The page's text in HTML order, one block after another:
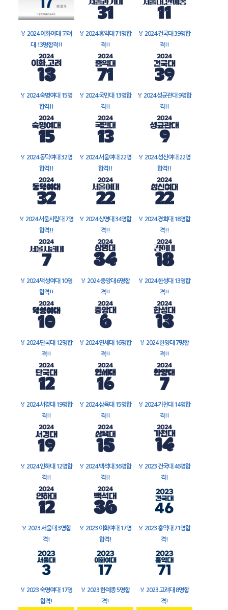
🏅 2024 이화여대 고려
대 13명합격!!
🏅 2024 홍익대 71명합
격!!
🏅 2024 건국대 39명합
격!!
🏅 2024 숙명여대 15명
합격!!
🏅 2024 국민대 13명합
격!!
🏅 2024 성균관대 9명합
격!!
🏅 2024 동덕여대 32명
합격!!
🏅 2024 서울여대 22명
합격!!
🏅 2024 성신여대 22명
합격!!
🏅 2024 서울시립대 7명
합격!!
🏅 2024 상명대 34명합
격!!
🏅 2024 경희대 18명합
격!!
🏅 2024 덕성여대 10명
합격!!
🏅 2024 중앙대 6명합
격!!
🏅 2024 한성대 13명합
격!!
🏅 2024 단국대 12명합
격!!
🏅 2024 연세대 16명합
격!!
🏅 2024 한양대 7명합
격!!
🏅 2024 서경대 19명합
격!!
🏅 2024 삼육대 15명합
격!!
🏅 2024 가천대 14명합
격!!
🏅 2024 인하대 12명합
격!!
🏅 2024 백석대 36명합
격!!
🏅 2023 건국대 46명합
격!
🏅 2023 서울대 3명합
격!
🏅 2023 이화여대 17명
합격!
🏅 2023 홍익대 71명합
격!
🏅 2023 숙명여대 17명
합격!
🏅 2023 한예종 5명합
격!
🏅 2023 고려대 8명합
격!